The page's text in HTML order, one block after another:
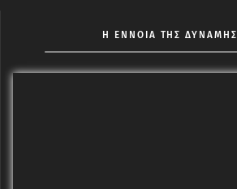
Η ΕΝΝΟΙΑ ΤΗΣ ΔΥΝΑΜΗΣ